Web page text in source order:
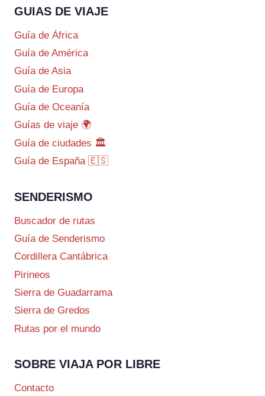
GUIAS DE VIAJE
Guía de África
Guía de América
Guía de Asia
Guía de Europa
Guía de Oceanía
Guías de viaje 🌍
Guía de ciudades 🏛️
Guía de España 🇪🇸
SENDERISMO
Buscador de rutas
Guía de Senderismo
Cordillera Cantábrica
Pirineos
Sierra de Guadarrama
Sierra de Gredos
Rutas por el mundo
SOBRE VIAJA POR LIBRE
Contacto